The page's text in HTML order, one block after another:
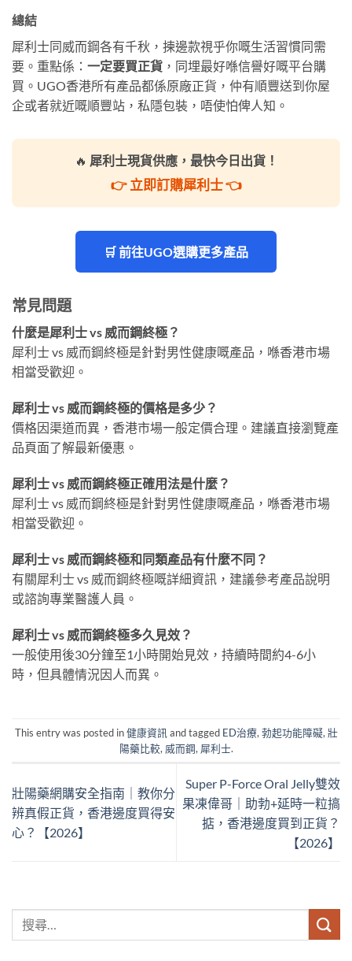
總結
犀利士同威而鋼各有千秋，揀邊款視乎你嘅生活習慣同需
要。重點係： 一定要買正貨 ，同埋最好喺信譽好嘅平台購
買。UGO香港所有產品都係原廠正貨，仲有順豐送到你屋
企或者就近嘅順豐站，私隱包裝，唔使怕俾人知。
🔥 犀利士現貨供應，最快今日出貨！
👉 立即訂購犀利士 👈
🛒 前往UGO選購更多產品
常見問題
什麼是犀利士 vs 威而鋼終極？
犀利士 vs 威而鋼終極是針對男性健康嘅產品，喺香港市場
相當受歡迎。
犀利士 vs 威而鋼終極的價格是多少？
價格因渠道而異，香港市場一般定價合理。建議直接瀏覽產
品頁面了解最新優惠。
犀利士 vs 威而鋼終極正確用法是什麼？
犀利士 vs 威而鋼終極是針對男性健康嘅產品，喺香港市場
相當受歡迎。
犀利士 vs 威而鋼終極和同類產品有什麼不同？
有關犀利士 vs 威而鋼終極嘅詳細資訊，建議參考產品說明
或諮詢專業醫護人員。
犀利士 vs 威而鋼終極多久見效？
一般使用後30分鐘至1小時開始見效，持續時間約4-6小
時，但具體情況因人而異。
This entry was posted in健康資訊 and tagged ED治療, 勃起功能障礙, 壯
陽藥比較, 威而鋼, 犀利士.
壯陽藥網購安全指南｜教你分
辨真假正貨，香港邊度買得安
心？【2026】
Super P-Force Oral Jelly雙效
果凍偉哥｜助勃+延時一粒搞
掂，香港邊度買到正貨？
【2026】